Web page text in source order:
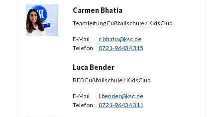
Carmen Bhatia
Teamleitung Fußballschule / KidsClub
E-Mail
c.bhatia@ksc.de
Telefon
0721-96434 315
Luca Bender
BFD Fußballschule / KidsClub
E-Mail
l.bender@ksc.de
Telefon
0721-96434 311